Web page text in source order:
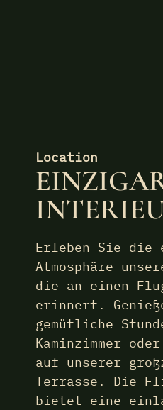
Location
Erleben Sie die
Atmosphäre
die an einen
erinnert.
gemütliche
Kaminzimmer
auf unserer
Terrasse. Die
bietet eine